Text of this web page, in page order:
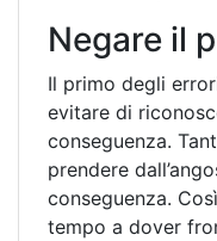
Negare il
Il primo degli
evitare di
conseguenza.
prendere
conseguenza.
tempo a dover